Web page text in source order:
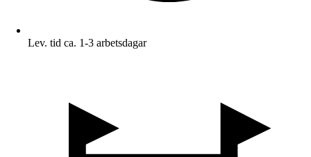
Lev. tid ca. 1-3 arbetsdagar